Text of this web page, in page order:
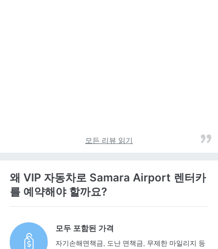
모든 리뷰 읽기
왜 VIP 자동차로 Samara Airport 렌터카
를 예약해야 할까요?
모두 포함된 가격
자기손해면책금, 도난 면책금, 무제한 마일리지 등